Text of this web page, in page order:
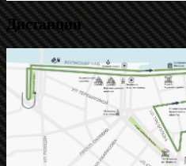
Дистанции